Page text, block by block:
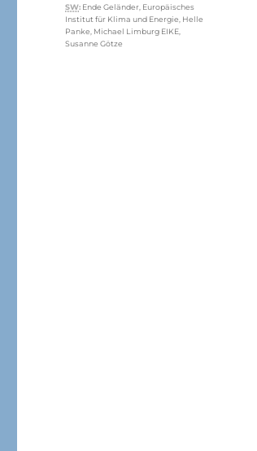
Schlagwörter
SW: Ende Geländer Europäisches
Institut für Klima und Energie Helle
Panke Michael Limburg EIKE
Susanne Götze